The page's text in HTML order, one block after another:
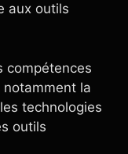
aux outils
compétences
notamment la
technologies
outils